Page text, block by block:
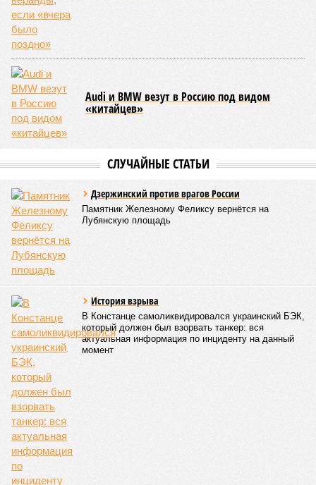
Audi и BMW везут в Россию под видом
«китайцев»
СЛУЧАЙНЫЕ СТАТЬИ
Дзержинский против врагов России
Памятник Железному Феликсу вернётся на
Лубянскую площадь
История взрыва
В Констанце самоликвидировался украинский БЭК,
который должен был взорвать танкер: вся
актуальная информация по инциденту на данный
момент